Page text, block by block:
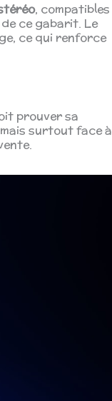
, compatibles
ce gabarit. Le
ce qui renforce
prouver sa
surtout face à